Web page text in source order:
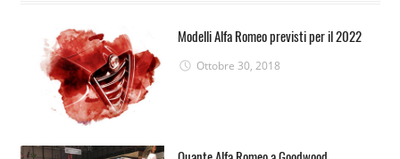
Modelli Alfa Romeo previsti per il 2022
Ottobre 30, 2018